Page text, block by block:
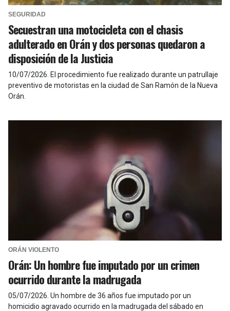
SEGURIDAD
Secuestran una motocicleta con el chasis
adulterado en Orán y dos personas quedaron a
disposición de la Justicia
10/07/2026 El procedimiento fue realizado durante un patrullaje
preventivo de motoristas en la ciudad de San Ramón de la Nueva
Orán.
ORÁN VIOLENTO
Orán: Un hombre fue imputado por un crimen
ocurrido durante la madrugada
05/07/2026 Un hombre de 36 años fue imputado por un
homicidio agravado ocurrido en la madrugada del sábado en